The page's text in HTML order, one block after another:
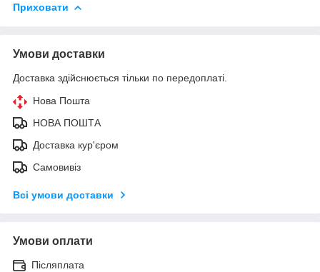
Приховати
Умови доставки
Доставка здійснюється тільки по передоплаті.
Нова Пошта
НОВА ПОШТА
Доставка кур'єром
Самовивіз
Всі умови доставки
Умови оплати
Післяплата